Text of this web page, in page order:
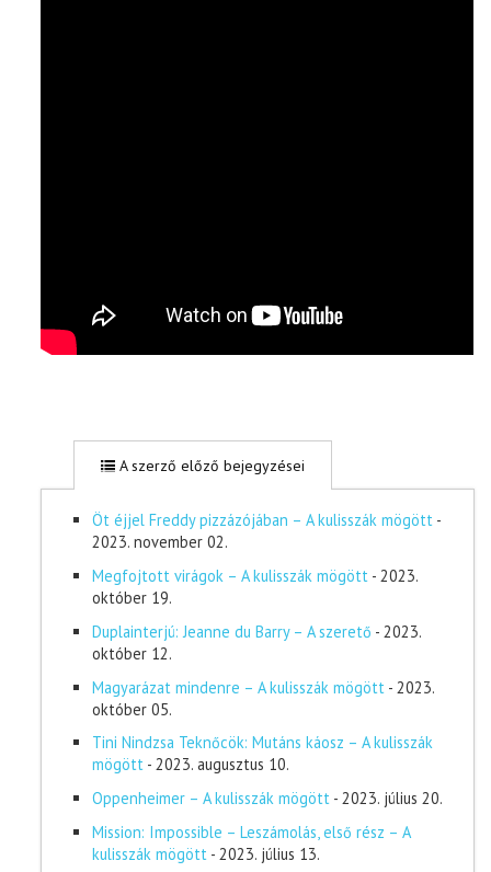
A szerző előző bejegyzései
Öt éjjel Freddy pizzázójában – A kulisszák mögött -
2023. november 02.
Megfojtott virágok – A kulisszák mögött - 2023.
október 19.
Duplainterjú: Jeanne du Barry – A szerető - 2023.
október 12.
Magyarázat mindenre – A kulisszák mögött - 2023.
október 05.
Tini Nindzsa Teknőcök: Mutáns káosz – A kulisszák
mögött - 2023. augusztus 10.
Oppenheimer – A kulisszák mögött - 2023. július 20.
Mission: Impossible – Leszámolás, első rész – A
kulisszák mögött - 2023. július 13.